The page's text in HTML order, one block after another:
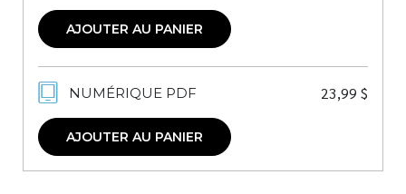
AJOUTER AU PANIER
NUMÉRIQUE PDF 23,99 $
AJOUTER AU PANIER